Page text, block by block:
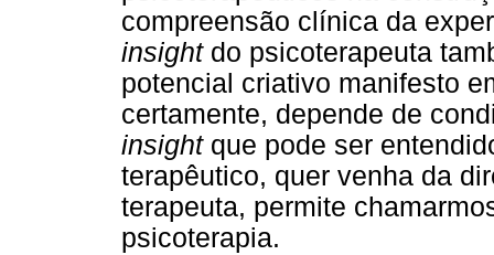
compreensão clínica da
insight do psicoterapeuta
potencial criativo manifesto
certamente, depende de
insight que pode ser
terapêutico, quer venha da
terapeuta, permite
psicoterapia.